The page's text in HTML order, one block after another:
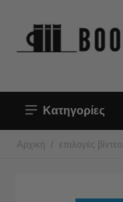
Κατηγορίες
Αρχική / επιλογές βίντεο